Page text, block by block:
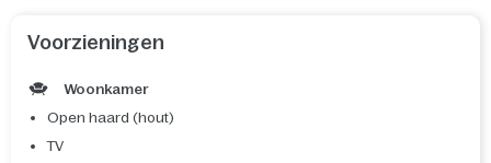
Voorzieningen
Woonkamer
Open haard (hout)
TV